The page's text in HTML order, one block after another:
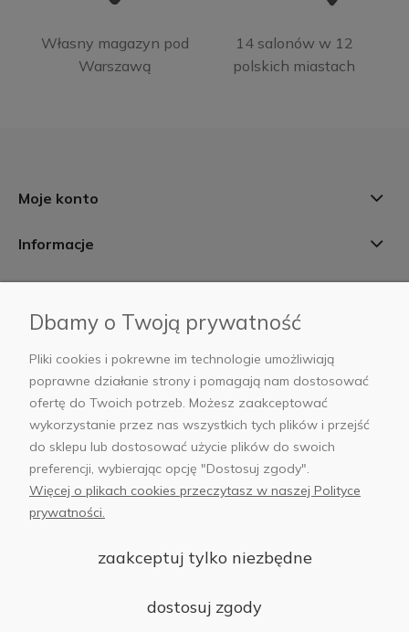
Własny magazyn pod
Warszawą
14 salonów w 12
polskich miastach
Moje konto
Informacje
AB Foto
sklep@abfoto.pl
+48 797 971 275
© 2025 Wszelkie prawa zastrzeżone. Serwis własnością:
Sp. z o.o.
Dbamy o Twoją prywatność
Pliki cookies i pokrewne im technologie umożliwiają
poprawne działanie strony i pomagają nam dostosować
ofertę do Twoich potrzeb. Możesz zaakceptować
wykorzystanie przez nas wszystkich tych plików i przejść
do sklepu lub dostosować użycie plików do swoich
preferencji, wybierając opcję "Dostosuj zgody".
Więcej o plikach cookies przeczytasz w naszej Polityce
prywatności.
zaakceptuj tylko niezbędne
dostosuj zgody